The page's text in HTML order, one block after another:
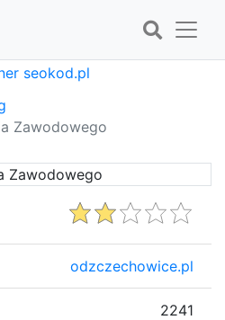
Zawodowego
odzczechowice.pl
2241